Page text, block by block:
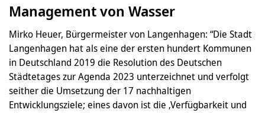
Management von Wasser
Mirko Heuer, Bürgermeister von Langenhagen: “Die Stadt
Langenhagen hat als eine der ersten hundert Kommunen
in Deutschland 2019 die Resolution des Deutschen
Städtetages zur Agenda 2023 unterzeichnet und verfolgt
seither die Umsetzung der 17 nachhaltigen
Entwicklungsziele; eines davon ist die ‚Verfügbarkeit und